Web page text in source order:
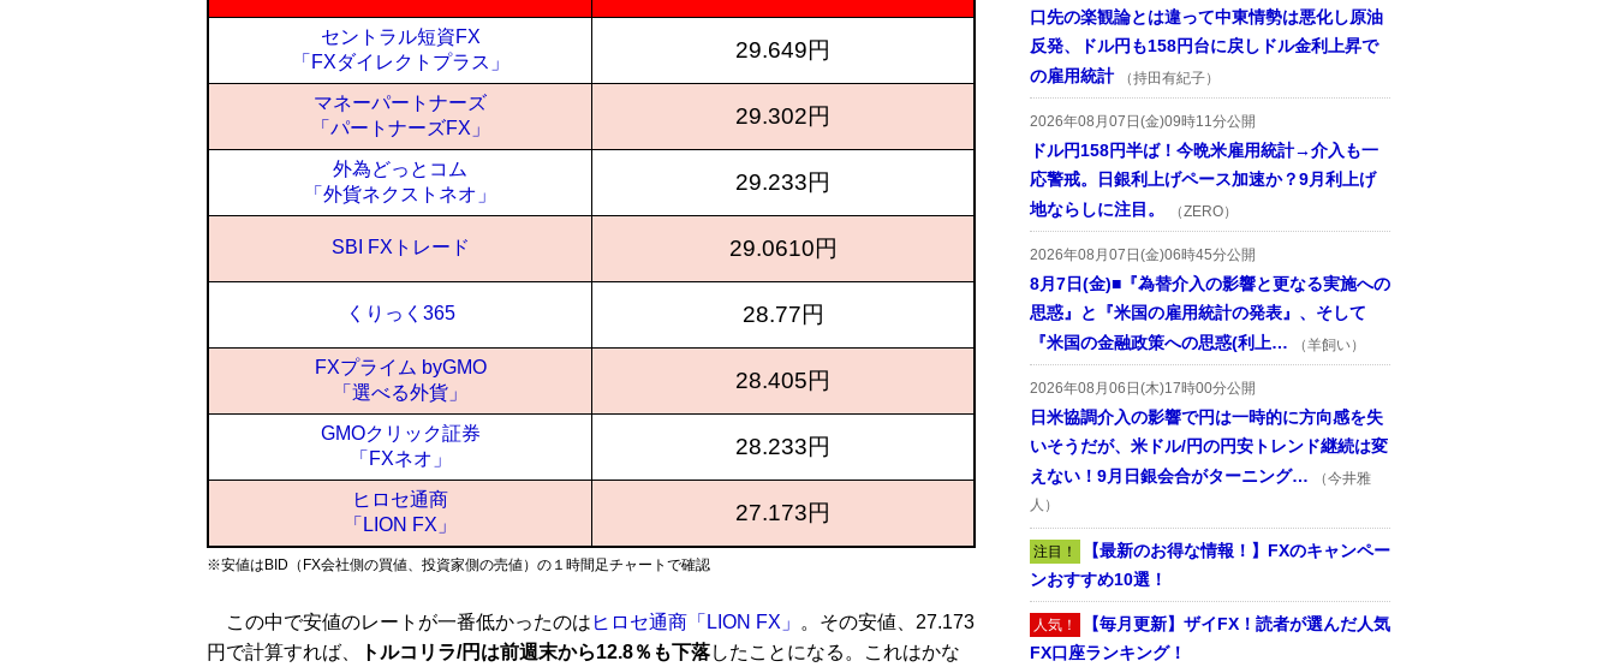
セントラル短資FX
「FXダイレクトプラス」
29.649円
マネーパートナーズ
「パートナーズFX」
29.302円
外為どっとコム
「外貨ネクストネオ」
29.233円
SBI FXトレード 29.0610円
くりっく365 28.77円
FXプライム byGMO
「選べる外貨」
28.405円
GMOクリック証券
「FXネオ」
28.233円
ヒロセ通商
「LION FX」
27.173円
※安値はBID（FX会社側の買値、投資家側の売値）の１時間足チャートで確認
この中で安値のレートが一番低かったのは ヒロセ通商「LION FX」
。その安値、27.173
円で計算すれば、
トルコリラ/円は前週末から12.8％も下落したことになる。これはかな
口先の楽観論とは違って中東情勢は悪化し原油
反発、ドル円も158円台に戻しドル金利上昇で
の雇用統計
（持田有紀子）
2026年08月07日(金)09時11分公開
ドル円158円半ば！今晩米雇用統計→介入も一
応警戒。日銀利上げペース加速か？9月利上げ
地ならしに注目。
（ZERO）
2026年08月07日(金)06時45分公開
8月7日(金)■『為替介入の影響と更なる実施への
思惑』と『米国の雇用統計の発表』、そして
『米国の金融政策への思惑(利上…
（羊飼い）
2026年08月06日(木)17時00分公開
日米協調介入の影響で円は一時的に方向感を失
いそうだが、米ドル/円の円安トレンド継続は変
えない！9月日銀会合がターニング…
（今井雅
人）
注目！ 【最新のお得な情報！】FXのキャンペー
ンおすすめ10選！
人気！ 【毎月更新】ザイFX！読者が選んだ人気
FX口座ランキング！